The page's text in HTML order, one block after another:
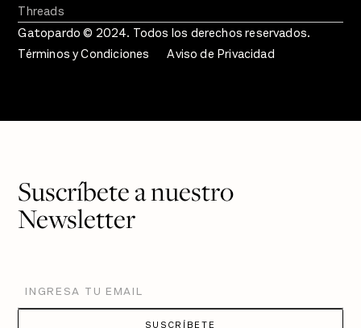
Threads
Gatopardo © 2024. Todos los derechos reservados.
Términos y Condiciones
Aviso de Privacidad
Suscríbete a nuestro
Newsletter